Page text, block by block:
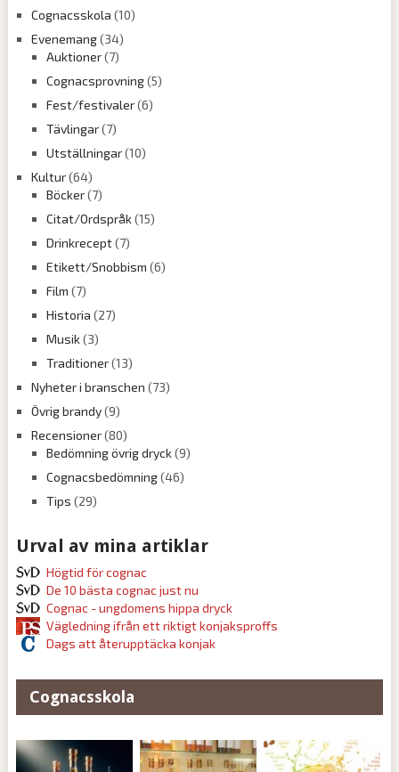
Cognacsskola (10)
Evenemang(34)
Auktioner(7)
Cognacsprovning(5)
Fest/festivaler(6)
Tävlingar(7)
Utställningar(10)
Kultur(64)
Böcker(7)
Citat/Ordspråk(15)
Drinkrecept(7)
Etikett/Snobbism (6)
Film (7)
Historia (27)
Musik(3)
Traditioner(13)
Nyheter i branschen (73)
Övrig brandy(9)
Recensioner(80)
Bedömning övrig dryck(9)
Cognacsbedömning(46)
Tips (29)
Urval av mina artiklar
Högtid för cognac
De 10 bästa cognac just nu
Cognac - ungdomens hippa dryck
Vägledning ifrån ett riktigt konjaksproffs
Dags att återupptäcka konjak
Cognacsskola